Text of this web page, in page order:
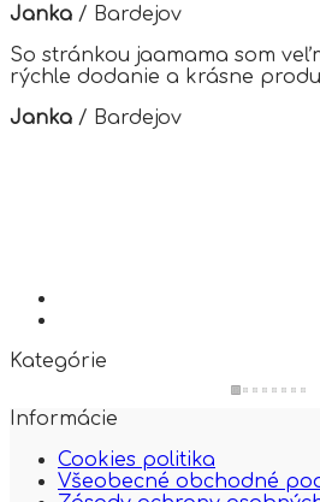
Janka / Bardejov
So stránkou jaamama som
rýchle dodanie a krásne
Janka / Bardejov
Kategórie
Informácie
Cookies politika
Všeobecné obchodné